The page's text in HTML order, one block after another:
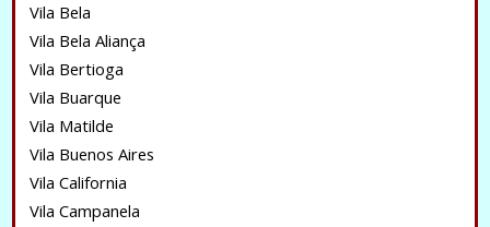
Vila Bela
Vila Bela Aliança
Vila Bertioga
Vila Buarque
Vila Matilde
Vila Buenos Aires
Vila California
Vila Campanela